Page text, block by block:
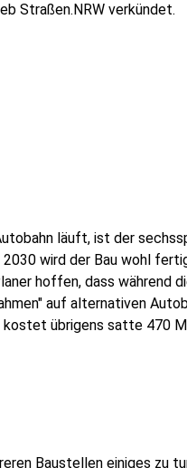
Straßen.NRW verkündet.
läuft, ist der
wird der Bau wohl
hoffen, dass während
auf alternativen
kostet übrigens satte 470
Baustellen einiges zu